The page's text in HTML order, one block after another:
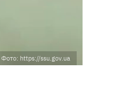
Фото: https://ssu.gov.ua